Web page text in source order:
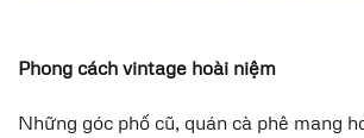
Phong cách vintage hoài niệm
Những góc phố cũ, quán cà phê mang